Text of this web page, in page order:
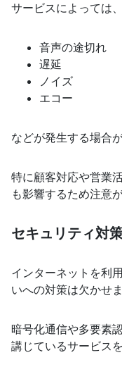
サービスによっては、
音声の途切れ
遅延
ノイズ
エコー
などが発生する場合
特に顧客対応や営業
も影響するため注意
セキュリティ対
インターネットを利
いへの対策は欠かせま
暗号化通信や多要素
講じているサービス